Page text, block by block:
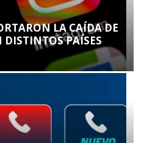
LA CAÍDA DE
PAÍSES